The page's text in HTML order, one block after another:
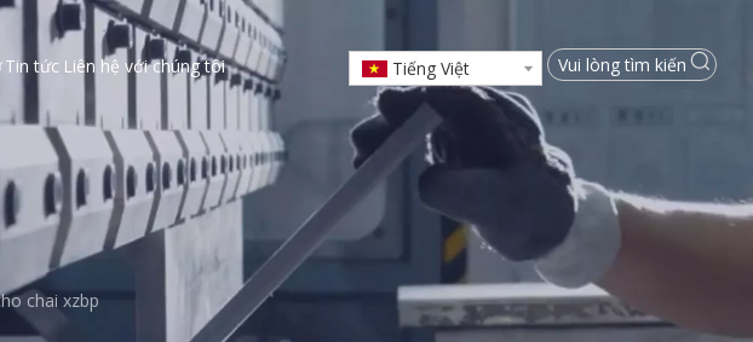
Tin tức Liên hệ với chúng tôi Tiếng Việt
chai xzbp